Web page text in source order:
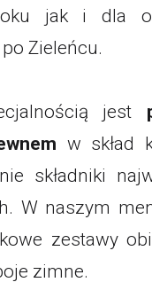
jak i dla
Zieleńcu.
jest
w skład
składniki
W naszym
zestawy
zimne.